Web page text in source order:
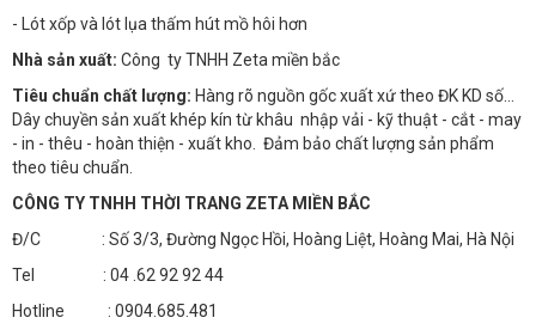
- Lót xốp và lót lụa thấm hút mồ hôi hơn
Nhà sản xuất: Công ty TNHH Zeta miền bắc
Tiêu chuẩn chất lượng: Hàng rõ nguồn gốc xuất xứ theo ĐK KD số…
Dây chuyền sản xuất khép kín từ khâu nhập vải - kỹ thuật - cắt - may
- in - thêu - hoàn thiện - xuất kho. Đảm bảo chất lượng sản phẩm
theo tiêu chuẩn.
CÔNG TY TNHH THỜI TRANG ZETA MIỀN BẮC
Đ/C : Số 3/3, Đường Ngọc Hồi, Hoàng Liệt, Hoàng Mai, Hà Nội
Tel : 04 .62 92 92 44
Hotline : 0904.685.481